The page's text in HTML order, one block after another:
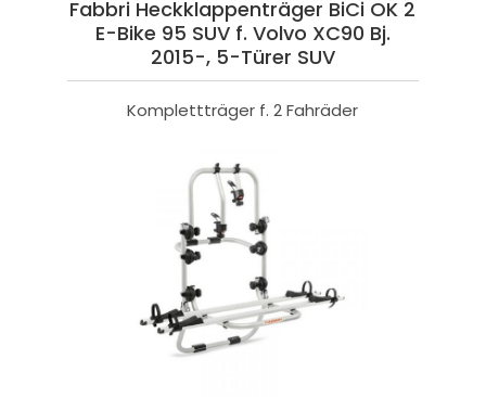
Fabbri Heckklappenträger BiCi OK 2
E-Bike 95 SUV f. Volvo XC90 Bj.
2015-, 5-Türer SUV
Komplettträger f. 2 Fahräder